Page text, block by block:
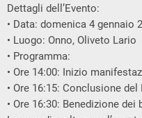
Dettagli dell’Evento:
• Data: domenica 4 gennaio
• Luogo: Onno, Oliveto Lario
• Programma:
• Ore 14:00: Inizio
• Ore 16:15: Conclusione del
• Ore 16:30: Benedizione